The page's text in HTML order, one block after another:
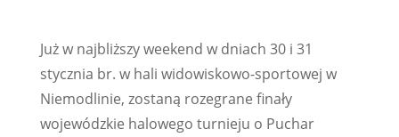
Już w najbliższy weekend w dniach 30 i 31
stycznia br. w hali widowiskowo-sportowej w
Niemodlinie, zostaną rozegrane finały
wojewódzkie halowego turnieju o Puchar